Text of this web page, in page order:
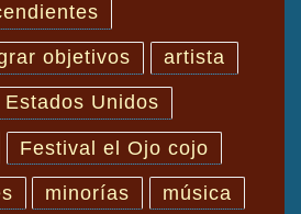
objetivos artista
Estados Unidos
Festival el Ojo cojo
minorías música